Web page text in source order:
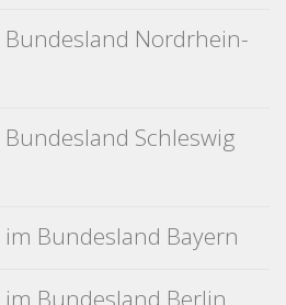
Nordrhein-
Schleswig
Bundesland Bayern
Bundesland Berlin